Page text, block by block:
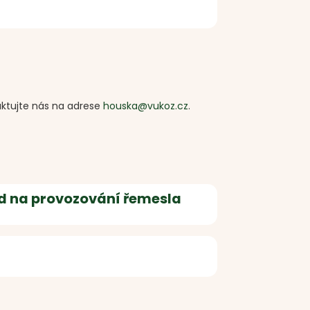
nás na adrese houska@vukoz.cz.
na provozování řemesla